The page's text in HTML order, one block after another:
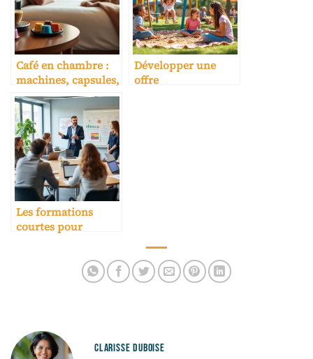
Café en chambre :
machines, capsules,
coût par nuit
Développer une
offre
Les formations
courtes pour
CLARISSE DUBOISE